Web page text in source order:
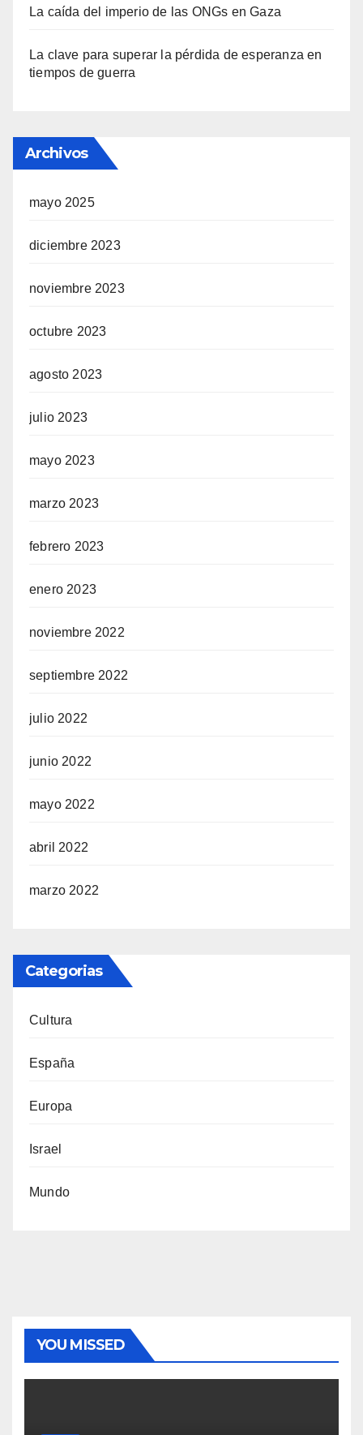
La caída del imperio de las ONGs en Gaza
La clave para superar la pérdida de esperanza en
tiempos de guerra
Archivos
mayo 2025
diciembre 2023
noviembre 2023
octubre 2023
agosto 2023
julio 2023
mayo 2023
marzo 2023
febrero 2023
enero 2023
noviembre 2022
septiembre 2022
julio 2022
junio 2022
mayo 2022
abril 2022
marzo 2022
Categorias
Cultura
España
Europa
Israel
Mundo
YOU MISSED